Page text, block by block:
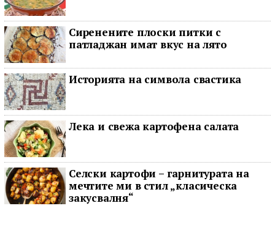
Сиренените плоски питки с
патладжан имат вкус на лято
Историята на символа свастика
Лека и свежа картофена салата
Селски картофи – гарнитурата на
мечтите ми в стил „класическа
закусвалня“